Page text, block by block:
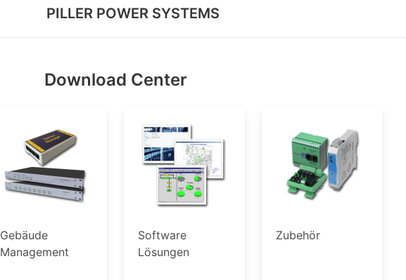
PILLER POWER SYSTEMS
Download Center
Gebäude
Management
Software
Lösungen
Zubehör